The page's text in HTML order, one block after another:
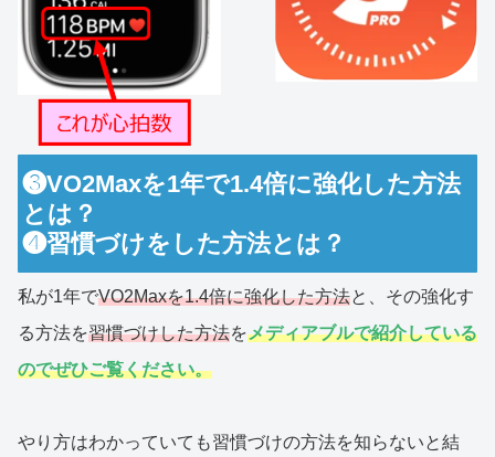
❸VO2Maxを1年で1.4倍に強化した方法
とは？
❹習慣づけをした方法とは？
私が1年でVO2Maxを1.4倍に強化した方法と、その強化す
る方法を習慣づけした方法をメディアブルで紹介している
のでぜひご覧ください。
やり方はわかっていても習慣づけの方法を知らないと結